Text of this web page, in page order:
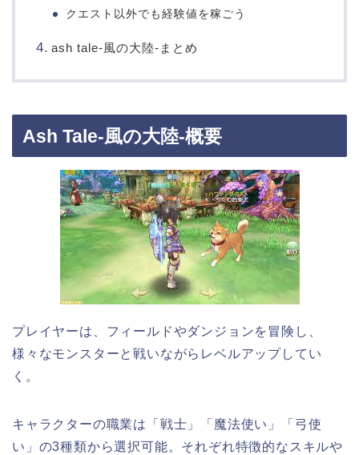
クエスト以外でも経験値を稼ごう
ash tale-風の大陸-まとめ
Ash Tale-風の大陸-概要
プレイヤーは、フィールドやダンジョンを冒険し、
様々なモンスターと戦いながらレベルアップしてい
く。
キャラクターの職業は「戦士」「魔法使い」「弓使
い」の3種類から選択可能。それぞれ特徴的なスキルや